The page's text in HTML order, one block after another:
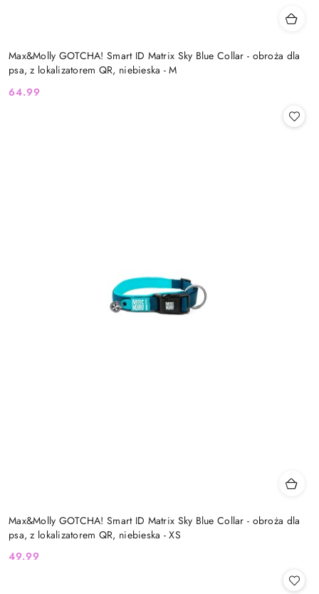
Max&Molly GOTCHA! Smart ID Matrix Sky Blue Collar - obroża dla
psa, z lokalizatorem QR, niebieska - M
Cena:
64.99
Max&Molly GOTCHA! Smart ID Matrix Sky Blue Collar - obroża dla
psa, z lokalizatorem QR, niebieska - XS
Cena:
49.99